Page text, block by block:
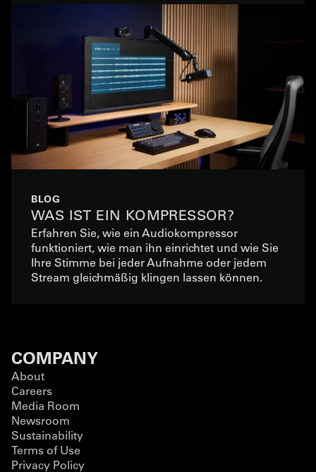
BLOG
WAS IST EIN KOMPRESSOR?
Erfahren Sie, wie ein Audiokompressor
funktioniert, wie man ihn einrichtet und wie Sie
Ihre Stimme bei jeder Aufnahme oder jedem
Stream gleichmäßig klingen lassen können.
COMPANY
About
Careers
Media Room
Newsroom
Sustainability
Terms of Use
Privacy Policy